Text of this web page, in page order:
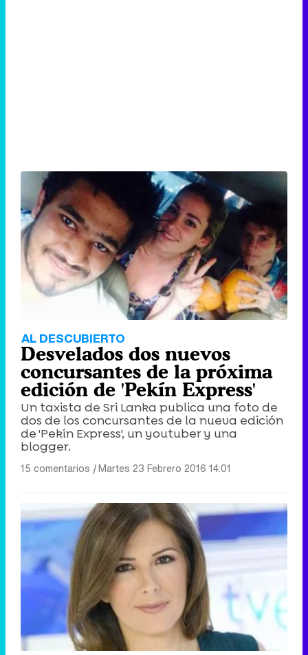
AL DESCUBIERTO
Desvelados dos nuevos
concursantes de la próxima
edición de 'Pekín Express'
Un taxista de Sri Lanka publica una foto de
dos de los concursantes de la nueva edición
de 'Pekín Express', un youtuber y una
blogger.
15 comentarios |Martes 23 Febrero 2016 14:01